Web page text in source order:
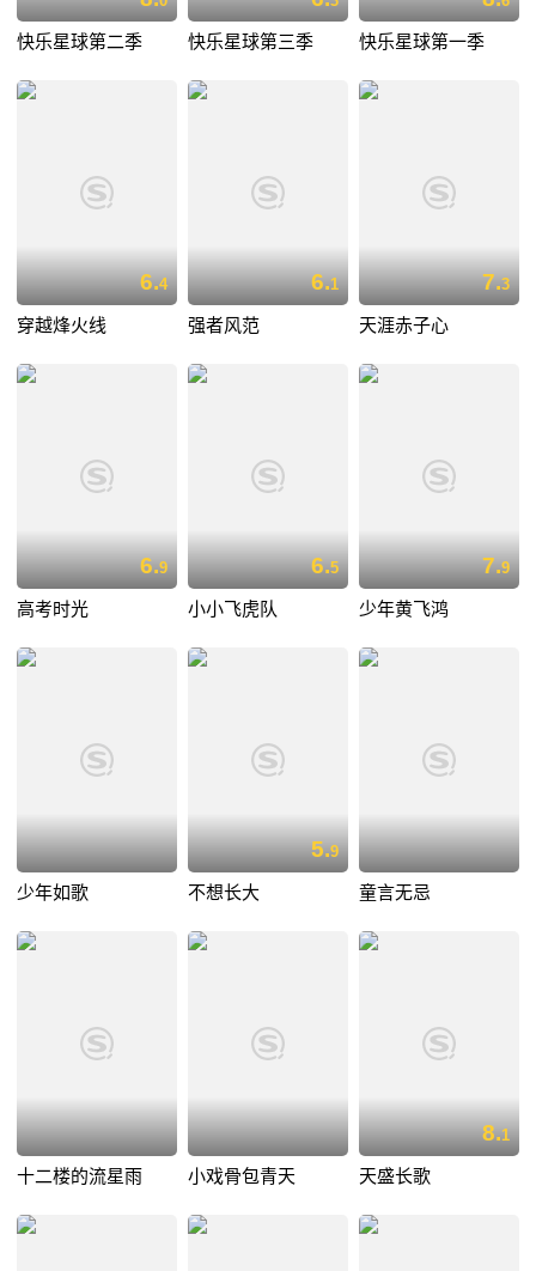
快乐星球第二季 快乐星球第三季 快乐星球第一季
6.4
穿越烽火线
6.1
强者风范
7.3
天涯赤子心
6.9
高考时光
6.5
小小飞虎队
7.9
少年黄飞鸿
少年如歌
5.9
不想长大 童言无忌
十二楼的流星雨 小戏骨包青天
8.1
天盛长歌